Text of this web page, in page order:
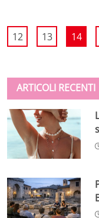
12 13 14
ARTICOLI RECENTI